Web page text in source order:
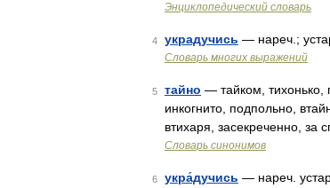
Энциклопедический словарь
4 украдучись — нареч.;
Словарь многих выражений
5 тайно — тайком, тихонько,
инкогнито, подпольно,
втихаря, засекреченно, за
Словарь синонимов
6 укра́дучись — нареч.